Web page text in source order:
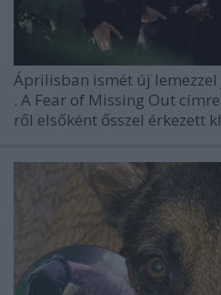
Áprilisban ismét új lemezzel
. A Fear of Missing Out
ről elsőként ősszel érkezett